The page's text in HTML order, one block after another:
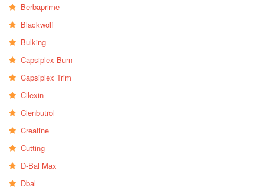
Berbaprime
Blackwolf
Bulking
Capsiplex Burn
Capsiplex Trim
Cilexin
Clenbutrol
Creatine
Cutting
D-Bal Max
Dbal